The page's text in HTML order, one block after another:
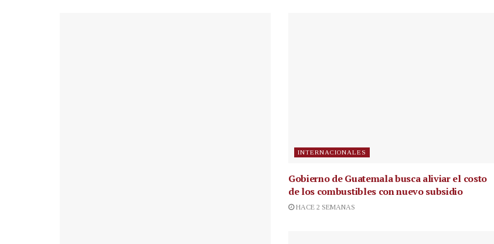
INTERNACIONALES
Gobierno de Guatemala busca aliviar el costo
de los combustibles con nuevo subsidio
HACE 2 SEMANAS